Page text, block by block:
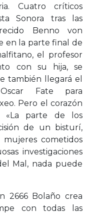
Cuatro críticos
Sonora tras las
Benno von
en la parte final de
el profesor
con su hija, se
también llegará el
Oscar Fate para
Pero el corazón
«La parte de los
de un bisturí,
mujeres cometidos
investigaciones
Mal, nada puede
2666 Bolaño crea
con todas las